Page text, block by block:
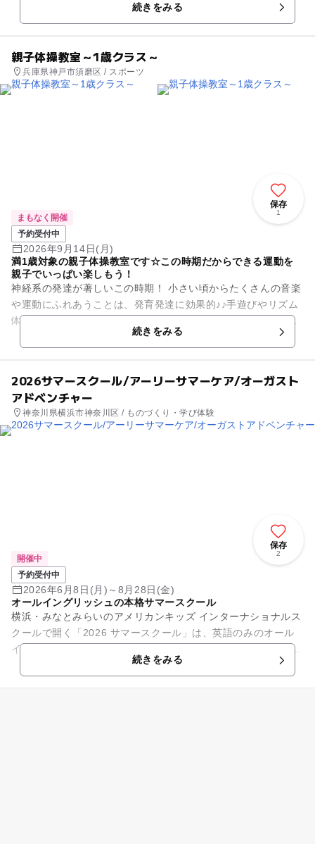
続きをみる
親子体操教室～1歳クラス～
兵庫県神戸市須磨区 / スポーツ
保存
1
まもなく開催
予約受付中
2026年9月14日(月)
満1歳対象の親子体操教室です☆この時期だからできる運動を
親子でいっぱい楽しもう！
神経系の発達が著しいこの時期！ 小さい頃からたくさんの音楽
や運動にふれあうことは、発育発達に効果的♪♪手遊びやリズム
体操、跳び箱やボールをつかいながら、親子で楽しくからだを
続きをみる
2026サマースクール/アーリーサマーケア/オーガスト
アドベンチャー
神奈川県横浜市神奈川区 / ものづくり・学び体験
保存
2
開催中
予約受付中
2026年6月8日(月)～8月28日(金)
オールイングリッシュの本格サマースクール
横浜・みなとみらいのアメリカンキッズ インターナショナルス
クールで開く「2026 サマースクール」は、英語のみのオール
イングリッシュ環境で過ごす本格的な短期プログラムです。 2
続きをみる